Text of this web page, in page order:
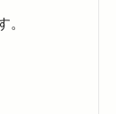
。